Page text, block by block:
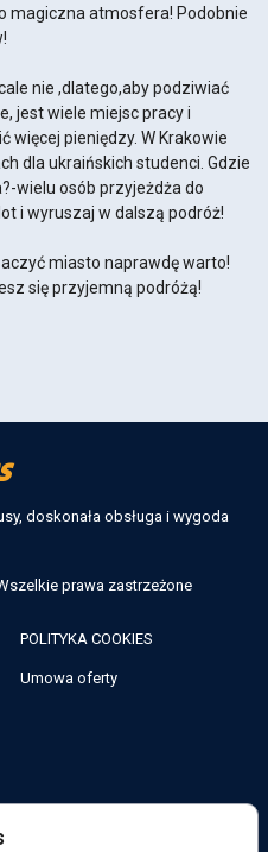
magiczna atmosfera! Podobnie
nie ,dlatego,aby podziwiać
jest wiele miejsc pracy i
więcej pieniędzy. W Krakowie
dla ukraińskich studenci. Gdzie
wielu osób przyjeżdża do
i wyruszaj w dalszą podróż!
miasto naprawdę warto!
się przyjemną podróżą!
doskonała obsługa i wygoda
prawa zastrzeżone
POLITYKA COOKIES
Umowa oferty